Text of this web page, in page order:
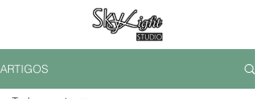
ARTIGOS